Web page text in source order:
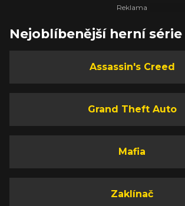
Nejoblíbenější herní série
Assassin's Creed
Grand Theft Auto
Mafia
Zaklínač